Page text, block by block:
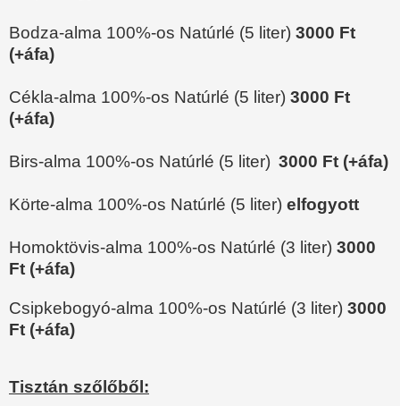
Bodza-alma 100%-os Natúrlé (5 liter) 3000 Ft
(+áfa)
Cékla-alma 100%-os Natúrlé (5 liter) 3000 Ft
(+áfa)
Birs-alma 100%-os Natúrlé (5 liter) 3000 Ft (+áfa)
Körte-alma 100%-os Natúrlé (5 liter) elfogyott
Homoktövis-alma 100%-os Natúrlé (3 liter) 3000
Ft (+áfa)
Csipkebogyó-alma 100%-os Natúrlé (3 liter) 3000
Ft (+áfa)
Tisztán szőlőből: